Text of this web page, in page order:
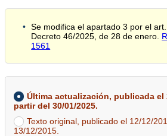
Se modifica el apartado 3 por el
Decreto 46/2025, de 28 de enero.
1561
Última actualización, publicada el
partir del 30/01/2025.
Texto original, publicado el 12/12/
13/12/2015.